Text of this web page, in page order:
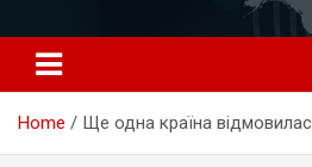
к
содержимому
Home Ще одна країна